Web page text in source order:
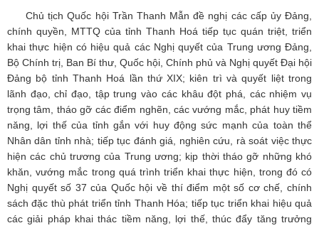
Chủ tịch Quốc hội Trần Thanh Mẫn đề nghị các cấp ủy Đảng,
chính quyền, MTTQ của tỉnh Thanh Hoá tiếp tục quán triệt, triển
khai thực hiện có hiệu quả các Nghị quyết của Trung ương Đảng,
Bộ Chính trị, Ban Bí thư, Quốc hội, Chính phủ và Nghị quyết Đại hội
Đảng bộ tỉnh Thanh Hoá lần thứ XIX; kiên trì và quyết liệt trong
lãnh đạo, chỉ đạo, tập trung vào các khâu đột phá, các nhiệm vụ
trọng tâm, tháo gỡ các điểm nghẽn, các vướng mắc, phát huy tiềm
năng, lợi thế của tỉnh gắn với huy động sức mạnh của toàn thể
Nhân dân tỉnh nhà; tiếp tục đánh giá, nghiên cứu, rà soát việc thực
hiện các chủ trương của Trung ương; kịp thời tháo gỡ những khó
khăn, vướng mắc trong quá trình triển khai thực hiện, trong đó có
Nghị quyết số 37 của Quốc hội về thí điểm một số cơ chế, chính
sách đặc thù phát triển tỉnh Thanh Hóa; tiếp tục triển khai hiệu quả
các giải pháp khai thác tiềm năng, lợi thế, thúc đẩy tăng trưởng